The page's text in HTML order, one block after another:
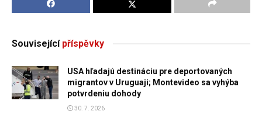
Souvisejícípříspěvky
USA hľadajú destináciu pre deportovaných
migrantov v Uruguaji; Montevideo sa vyhýba
potvrdeniu dohody
30. 7. 2026